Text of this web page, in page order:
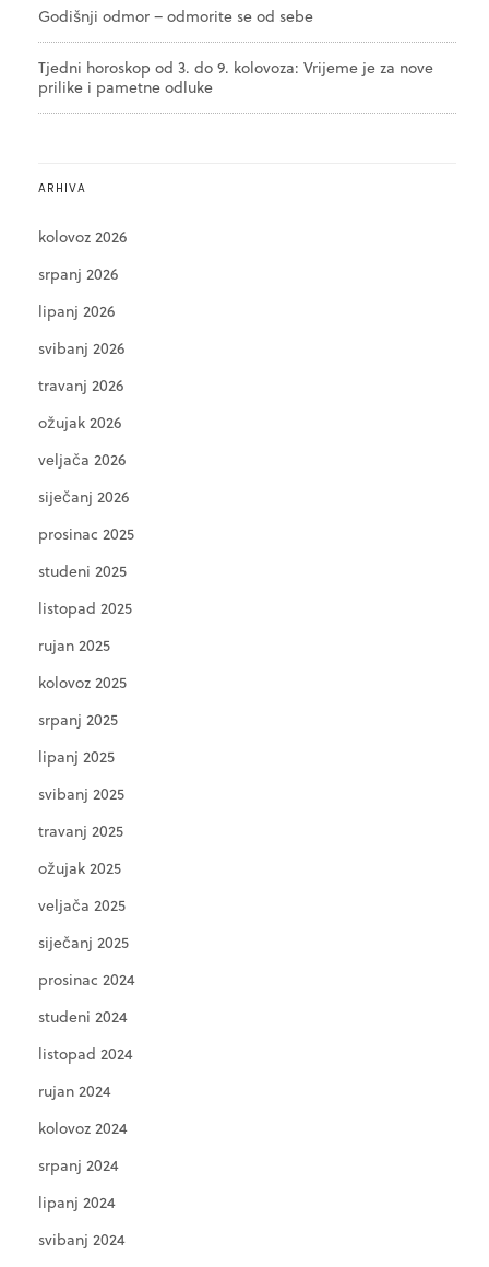
Godišnji odmor – odmorite se od sebe
Tjedni horoskop od 3. do 9. kolovoza: Vrijeme je za nove
prilike i pametne odluke
ARHIVA
kolovoz 2026
srpanj 2026
lipanj 2026
svibanj 2026
travanj 2026
ožujak 2026
veljača 2026
siječanj 2026
prosinac 2025
studeni 2025
listopad 2025
rujan 2025
kolovoz 2025
srpanj 2025
lipanj 2025
svibanj 2025
travanj 2025
ožujak 2025
veljača 2025
siječanj 2025
prosinac 2024
studeni 2024
listopad 2024
rujan 2024
kolovoz 2024
srpanj 2024
lipanj 2024
svibanj 2024